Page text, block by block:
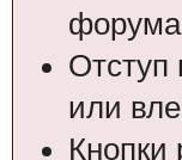
форума
Отступ
или
Кнопки